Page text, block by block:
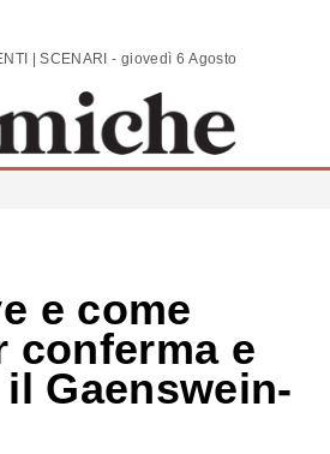
ANALISI | COMMENTI | SCENARI - giovedì 6 Agosto 2026
e come
conferma e
Gaenswein-